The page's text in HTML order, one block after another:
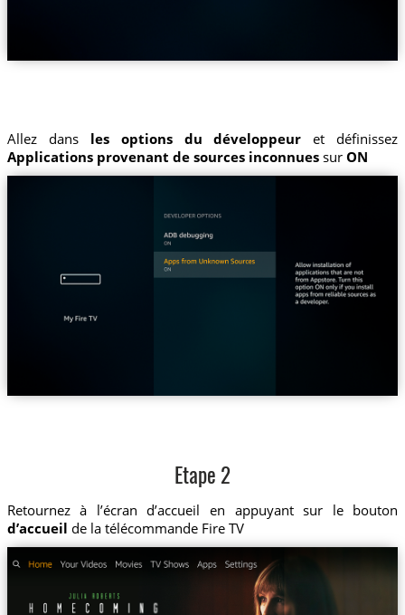
Allez dans les options du développeur et définissez
Applications provenant de sources inconnuessur ON
Etape 2
Retournez à l’écran d’accueil en appuyant sur le bouton
d’accueil de la télécommande Fire TV